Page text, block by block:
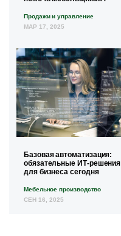
Продажи и управление
МАР 17, 2025
Базовая автоматизация:
обязательные ИТ-решения
для бизнеса сегодня
Мебельное производство
СЕН 16, 2025